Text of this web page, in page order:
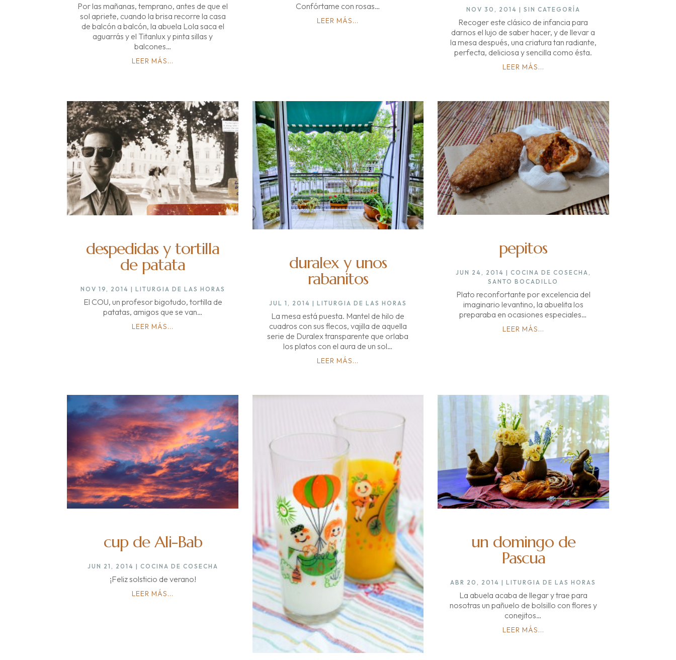
Por las mañanas, temprano, antes de que el
sol apriete, cuando la brisa recorre la casa
de balcón a balcón, la abuela Lola saca el
aguarrás y el Titanlux y pinta sillas y
balcones…
LEER MÁS...
Confórtame con rosas…
LEER MÁS...
NOV 30, 2014 | SIN CATEGORÍA
Recoger este clásico de infancia para
darnos el lujo de saber hacer, y de llevar a
la mesa después, una criatura tan radiante,
perfecta, deliciosa y sencilla como ésta.
LEER MÁS...
despedidas y tortilla
de patata
NOV 19, 2014 | LITURGIA DE LAS HORAS
El COU, un profesor bigotudo, tortilla de
patatas, amigos que se van…
LEER MÁS...
duralex y unos
rabanitos
JUL 1, 2014 | LITURGIA DE LAS HORAS
La mesa está puesta. Mantel de hilo de
cuadros con sus flecos, vajilla de aquella
serie de Duralex transparente que orlaba
los platos con el aura de un sol…
LEER MÁS...
pepitos
JUN 24, 2014 | COCINA DE COSECHA
SANTO BOCADILLO
Plato reconfortante por excelencia del
imaginario levantino, la abuelita los
preparaba en ocasiones especiales…
LEER MÁS...
cup de Ali-Bab
JUN 21, 2014 | COCINA DE COSECHA
¡Feliz solsticio de verano!
LEER MÁS...
un domingo de
Pascua
ABR 20, 2014 |LITURGIA DE LAS HORAS
La abuela acaba de llegar y trae para
nosotras un pañuelo de bolsillo con flores y
conejitos…
LEER MÁS...